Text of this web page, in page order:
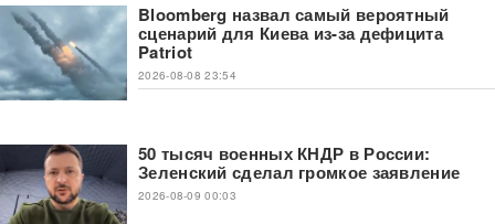
Bloomberg назвал самый вероятный
сценарий для Киева из-за дефицита
Patriot
2026-08-08 23:54
50 тысяч военных КНДР в России:
Зеленский сделал громкое заявление
2026-08-09 00:03